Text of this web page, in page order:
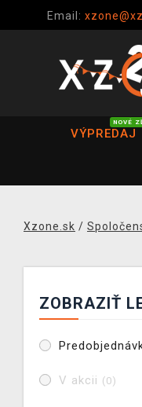
Email:
VÝPREDAJ
NOVÉ
Xzone.sk /
ZOBRAZIŤ
V akcii (0)